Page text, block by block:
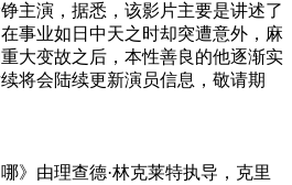
主演，据悉，该影片主要是讲述了
事业如日中天之时却突遭意外，麻
大变故之后，本性善良的他逐渐实
将会陆续更新演员信息，敬请期
》由理查德·林克莱特执导，克里